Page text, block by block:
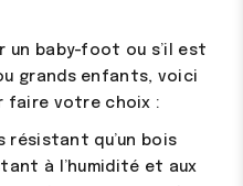
un baby-foot ou s’il est
grands enfants, voici
faire votre choix :
résistant qu’un bois
à l’humidité et aux